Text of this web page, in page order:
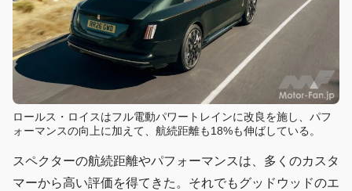
ロールス・ロイスはフル電動パワートレインに改良を施し、パフ
ォーマンスの向上に加えて、航続距離も18%も伸ばしている。
スペクターの航続距離やパフォーマンスは、多くのカスタ
マーから高い評価を得てきた。それでもグッドウッドのエ